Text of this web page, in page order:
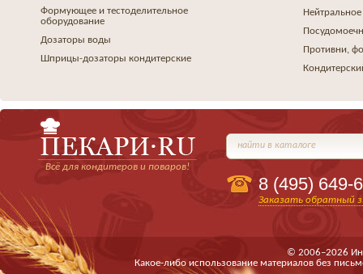
Формующее и тестоделительное
оборудование
Дозаторы воды
Шприцы-дозаторы кондитерские
Противни,
Всё для кондитеров и поваров!
найти в каталоге
8 (495) 649-
Заказать обратный
© 2006–2026
Какое-либо использование материалов без